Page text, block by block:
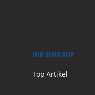
IHR EINKAUF
Top Artikel